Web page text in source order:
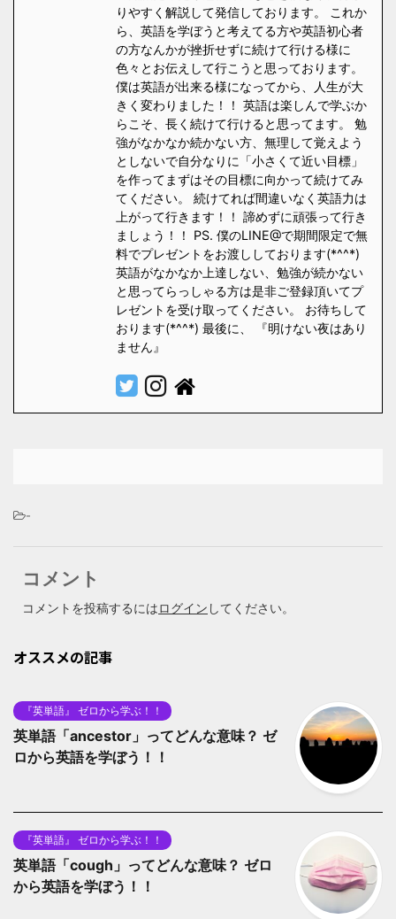
りやすく解説して発信しております。 これか
ら、英語を学ぼうと考えてる方や英語初心者
の方なんかが挫折せずに続けて行ける様に
色々とお伝えして行こうと思っております。
僕は英語が出来る様になってから、人生が大
きく変わりました！！ 英語は楽しんで学ぶか
らこそ、長く続けて行けると思ってます。 勉
強がなかなか続かない方、無理して覚えよう
としないで自分なりに「小さくて近い目標」
を作ってまずはその目標に向かって続けてみ
てください。 続けてれば間違いなく英語力は
上がって行きます！！ 諦めずに頑張って行き
ましょう！！ PS. 僕のLINE@で期間限定で無
料でプレゼントをお渡ししております(*^^*)
英語がなかなか上達しない、勉強が続かない
と思ってらっしゃる方は是非ご登録頂いてプ
レゼントを受け取ってください。 お待ちして
おります(*^^*) 最後に、 『明けない夜はあり
ません』
-
コメント
コメントを投稿するにはログイン してください。
オススメの記事
『英単語』 ゼロから学ぶ！！
英単語「ancestor」ってどんな意味？ ゼ
ロから英語を学ぼう！！
『英単語』 ゼロから学ぶ！！
英単語「cough」ってどんな意味？ ゼロ
から英語を学ぼう！！